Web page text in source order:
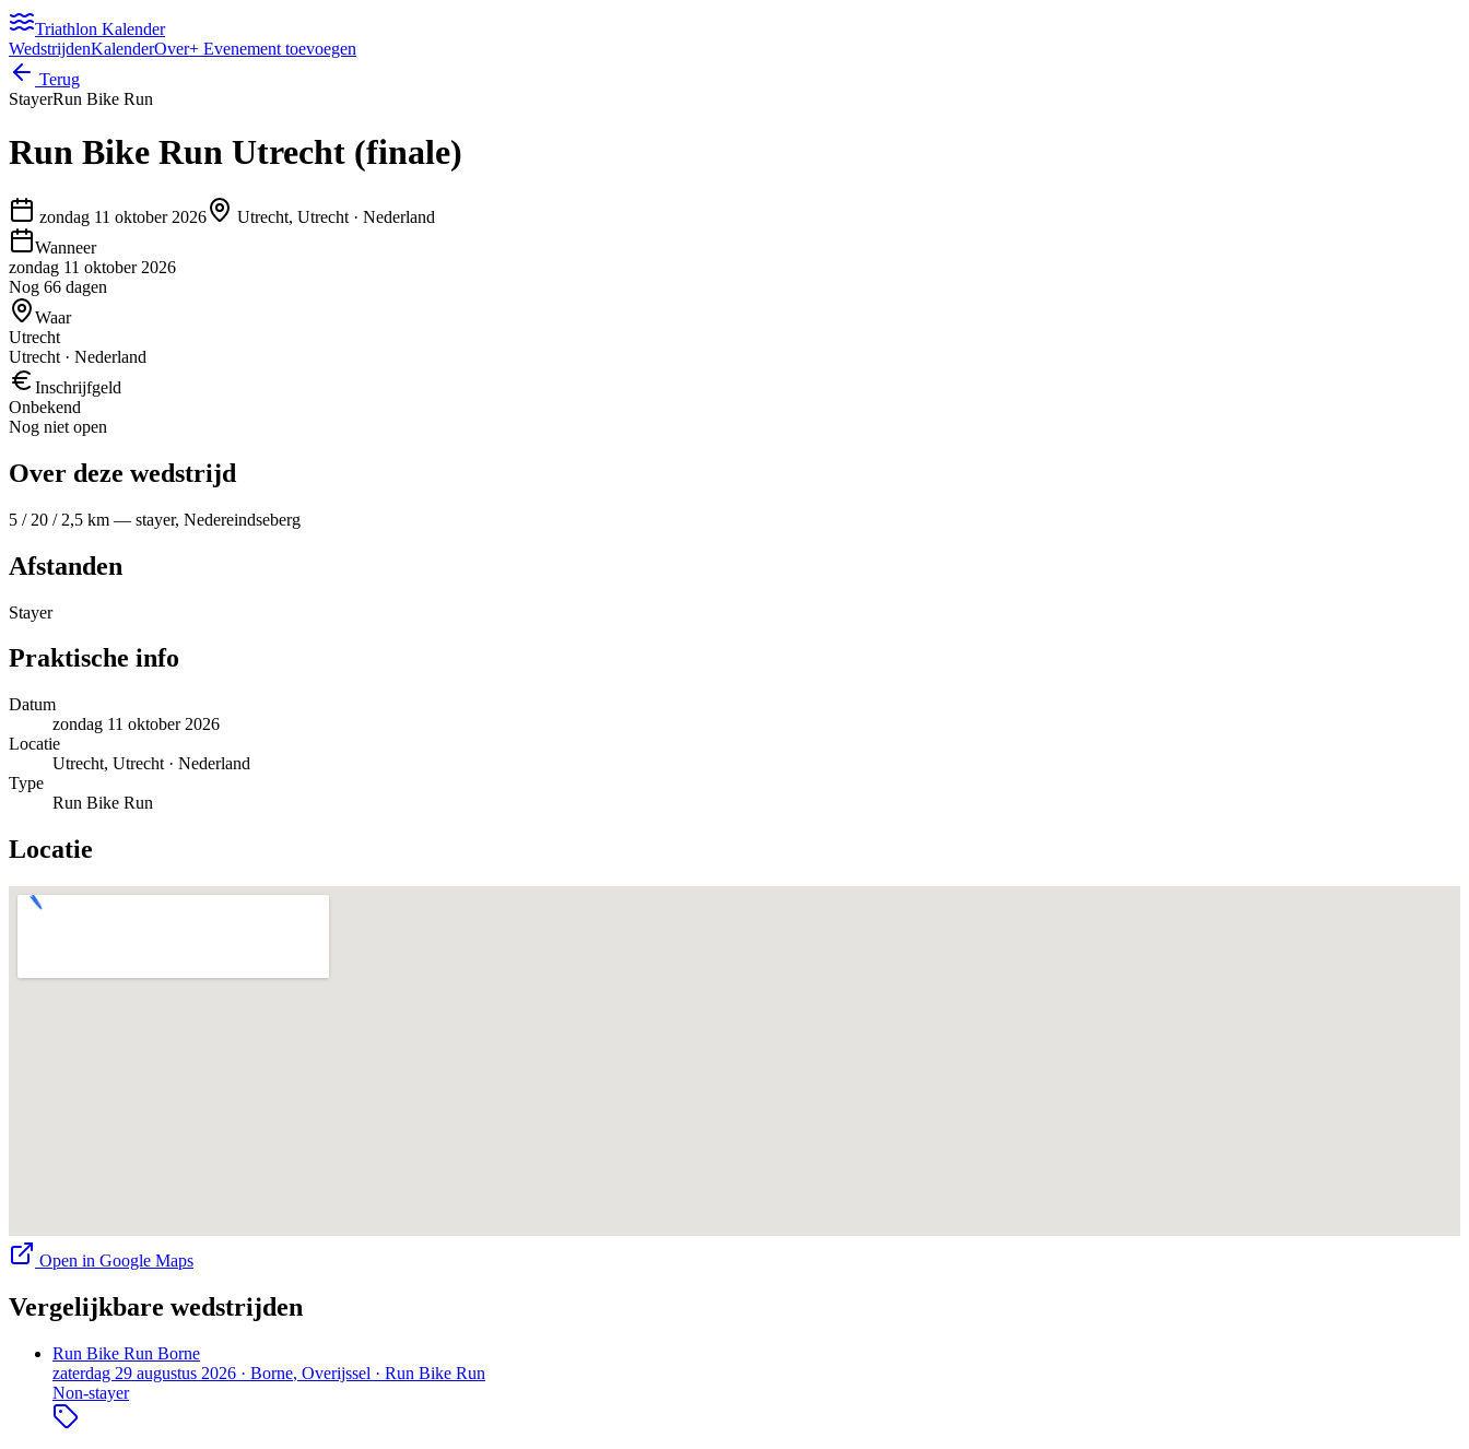
Triathlon Kalender
WedstrijdenKalenderOver+ Evenement toevoegen
Terug
StayerRun Bike Run
Run Bike Run Utrecht (finale)
zondag 11 oktober 2026 Utrecht, Utrecht · Nederland
Wanneer
zondag 11 oktober 2026
Nog 66 dagen
Waar
Utrecht
Utrecht · Nederland
Inschrijfgeld
Onbekend
Nog niet open
Over deze wedstrijd
5 / 20 / 2,5 km — stayer, Nedereindseberg
Afstanden
Stayer
Praktische info
Datum
zondag 11 oktober 2026
Locatie
Utrecht, Utrecht · Nederland
Type
Run Bike Run
Locatie
Open in Google Maps
Vergelijkbare wedstrijden
Run Bike Run Borne
zaterdag 29 augustus 2026 · Borne, Overijssel · Run Bike Run
Non-stayer